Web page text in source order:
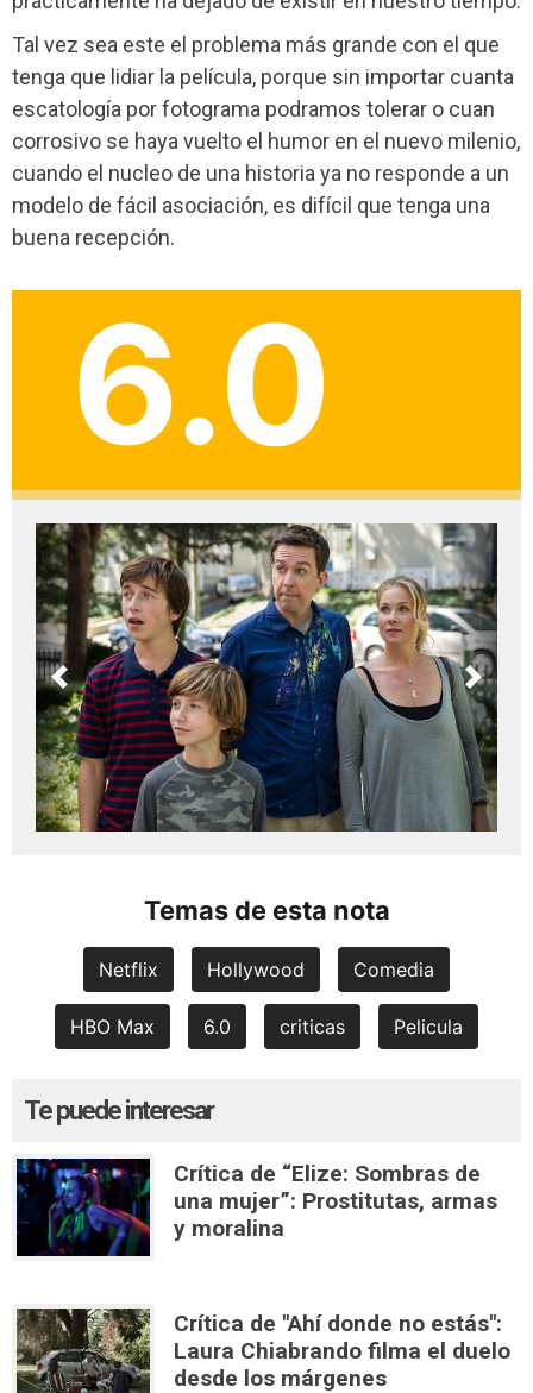
Tal vez sea este el problema más grande con el que
tenga que lidiar la película, porque sin importar cuanta
escatología por fotograma podramos tolerar o cuan
corrosivo se haya vuelto el humor en el nuevo milenio,
cuando el nucleo de una historia ya no responde a un
modelo de fácil asociación, es difícil que tenga una
buena recepción.
6.0
Previous Next
Temas de esta nota
Netflix Hollywood Comedia
HBO Max 6.0 criticas Pelicula
Te puede interesar
Crítica de “Elize: Sombras de
una mujer”: Prostitutas, armas
y moralina
Crítica de "Ahí donde no estás":
Laura Chiabrando filma el duelo
desde los márgenes